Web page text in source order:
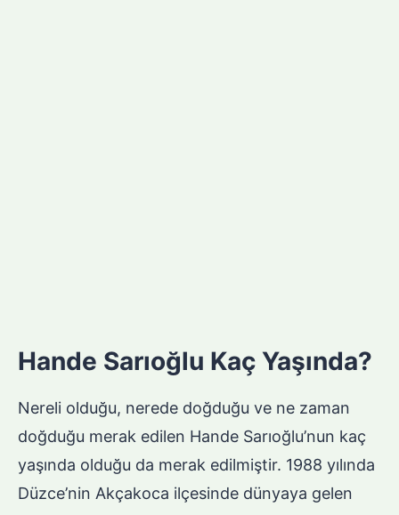
Hande Sarıoğlu Kaç Yaşında?
Nereli olduğu, nerede doğduğu ve ne zaman
doğduğu merak edilen Hande Sarıoğlu’nun kaç
yaşında olduğu da merak edilmiştir. 1988 yılında
Düzce’nin Akçakoca ilçesinde dünyaya gelen